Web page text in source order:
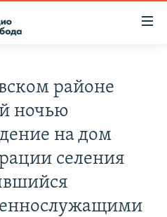
районе
ночью
на дом
селения